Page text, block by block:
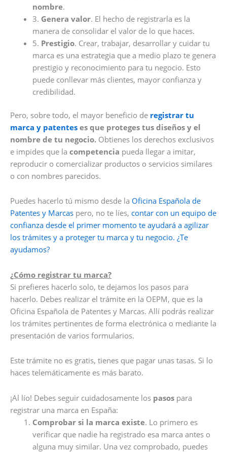
nombre.
3. Genera valor. El hecho de registrarla es la
manera de consolidar el valor de lo que haces.
5. Prestigio. Crear, trabajar, desarrollar y cuidar tu
marca es una estrategia que a medio plazo te genera
prestigio y reconocimiento para tu negocio. Esto
puede conllevar más clientes, mayor confianza y
credibilidad.
Pero, sobre todo, el mayor beneficio de registrar tu
marca y patentes es que proteges tus diseños y el
nombre de tu negocio. Obtienes los derechos exclusivos
e impides que la competencia pueda llegar a imitar,
reproducir o comercializar productos o servicios similares
o con nombres parecidos.
Puedes hacerlo tú mismo desde la Oficina Española de
Patentes y Marcas pero, no te líes, contar con un equipo de
confianza desde el primer momento te ayudará a agilizar
los trámites y a proteger tu marca y tu negocio. ¿Te
ayudamos?
¿Cómo registrar tu marca?
Si prefieres hacerlo solo, te dejamos los pasos para
hacerlo. Debes realizar el trámite en la OEPM, que es la
Oficina Española de Patentes y Marcas. Allí podrás realizar
los trámites pertinentes de forma electrónica o mediante la
presentación de varios formularios.
Este trámite no es gratis, tienes que pagar unas tasas. Si lo
haces telemáticamente es más barato.
¡Al lío! Debes seguir cuidadosamente los pasos para
registrar una marca en España:
Comprobar si la marca existe. Lo primero es
verificar que nadie ha registrado esa marca antes o
alguna muy similar. Una vez comprobado, puedes